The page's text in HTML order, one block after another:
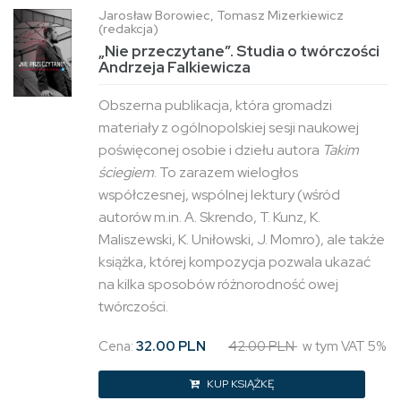
Jarosław Borowiec, Tomasz Mizerkiewicz
(redakcja)
„Nie przeczytane”. Studia o twórczości
Andrzeja Falkiewicza
Obszerna publikacja, która gromadzi
materiały z ogólnopolskiej sesji naukowej
poświęconej osobie i dziełu autora Takim
ściegiem. To zarazem wielogłos
współczesnej, wspólnej lektury (wśród
autorów m.in. A. Skrendo, T. Kunz, K.
Maliszewski, K. Uniłowski, J. Momro), ale także
książka, której kompozycja pozwala ukazać
na kilka sposobów różnorodność owej
twórczości.
Cena: 32.00 PLN 42.00 PLN w tym VAT 5%
KUP KSIĄŻKĘ